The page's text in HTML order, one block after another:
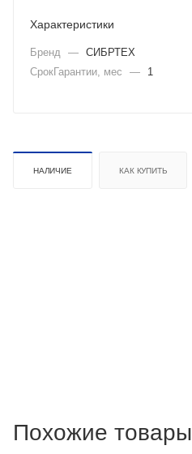
Характеристики
Бренд — СИБРТЕХ
СрокГарантии, мес
— 1
НАЛИЧИЕ КАК КУПИТЬ
Похожие товары